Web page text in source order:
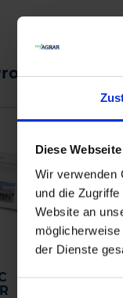
Diese
Wir verwenden
und die
Website an
der Dienste